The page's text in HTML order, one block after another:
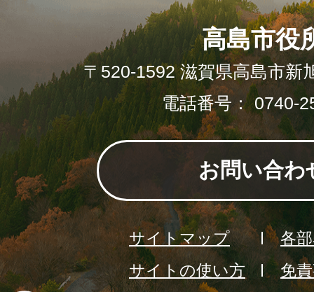
高島市役
〒520-1592 滋賀県高島市新
電話番号： 0740-
お問い合わ
サイトマップ
各
サイトの使い方
免